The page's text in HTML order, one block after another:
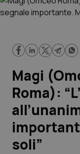
Governo e
Regioni e Asl
Lavoro e
Scienza e
Magi
Roma):
soli”